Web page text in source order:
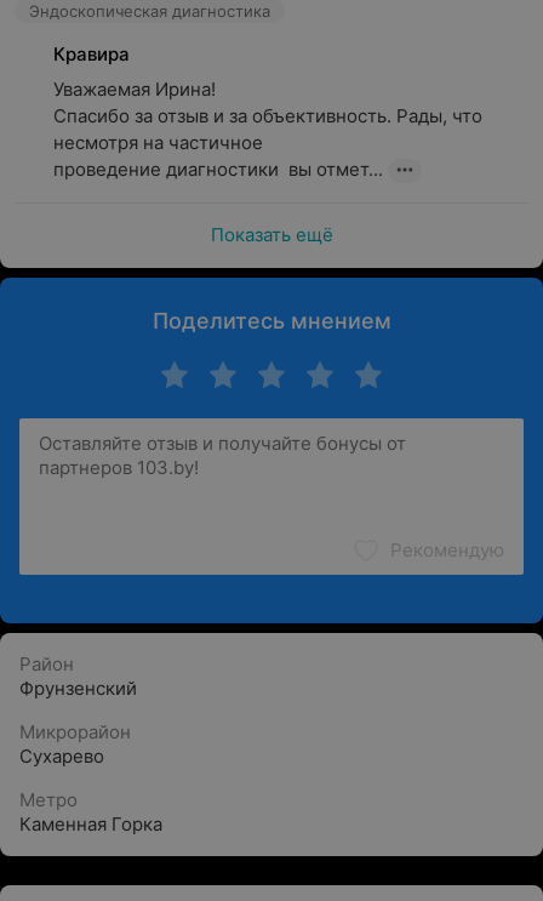
Эндоскопическая диагностика
Кравира
Уважаемая Ирина!
Спасибо за отзыв и за объективность. Рады, что
несмотря на частичное
проведение диагностики  вы отмет...
Показать ещё
Поделитесь мнением
Рекомендую
Район
Фрунзенский
Микрорайон
Сухарево
Метро
Каменная Горка